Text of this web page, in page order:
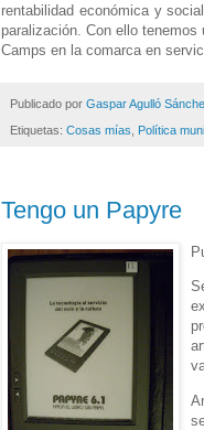
rentabilidad económica y
paralización. Con ello
Camps en la comarca en
Publicado por Gaspar Agulló
Etiquetas: Cosas mías Política
Tengo un Papyre